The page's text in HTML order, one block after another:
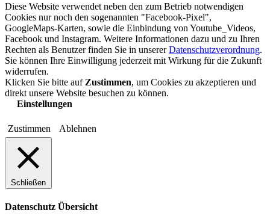
Diese Website verwendet neben den zum Betrieb notwendigen
Cookies nur noch den sogenannten "Facebook-Pixel",
GoogleMaps-Karten, sowie die Einbindung von Youtube_Videos,
Facebook und Instagram. Weitere Informationen dazu und zu Ihren
Rechten als Benutzer finden Sie in unsererDatenschutzverordnung.
Sie können Ihre Einwilligung jederzeit mit Wirkung für die Zukunft
widerrufen.
Klicken Sie bitte auf Zustimmen, um Cookies zu akzeptieren und
direkt unsere Website besuchen zu können.
Einstellungen
Zustimmen Ablehnen
Schließen
Datenschutz Übersicht